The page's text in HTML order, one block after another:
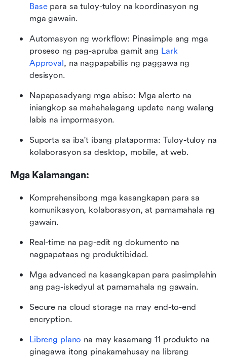
Base para sa tuloy-tuloy na koordinasyon ng
mga gawain.
Automasyon ng workflow: Pinasimple ang mga
proseso ng pag-apruba gamit ang Lark
Approval , na nagpapabilis ng paggawa ng
desisyon.
Napapasadyang mga abiso: Mga alerto na
iniangkop sa mahahalagang update nang walang
labis na impormasyon.
Suporta sa iba't ibang plataporma: Tuloy-tuloy na
kolaborasyon sa desktop, mobile, at web.
Mga Kalamangan:
Komprehensibong mga kasangkapan para sa
komunikasyon, kolaborasyon, at pamamahala ng
gawain.
Real-time na pag-edit ng dokumento na
nagpapataas ng produktibidad.
Mga advanced na kasangkapan para pasimplehin
ang pag-iskedyul at pamamahala ng gawain.
Secure na cloud storage na may end-to-end
encryption.
Libreng plano na may kasamang 11 produkto na
ginagawa itong pinakamahusay na libreng